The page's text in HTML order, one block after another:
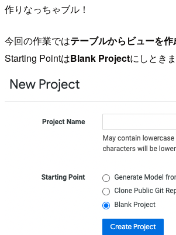
作りなっちゃブル！
今回の作業ではテーブルからビューを作
Starting PointはBlank Projectにしときま